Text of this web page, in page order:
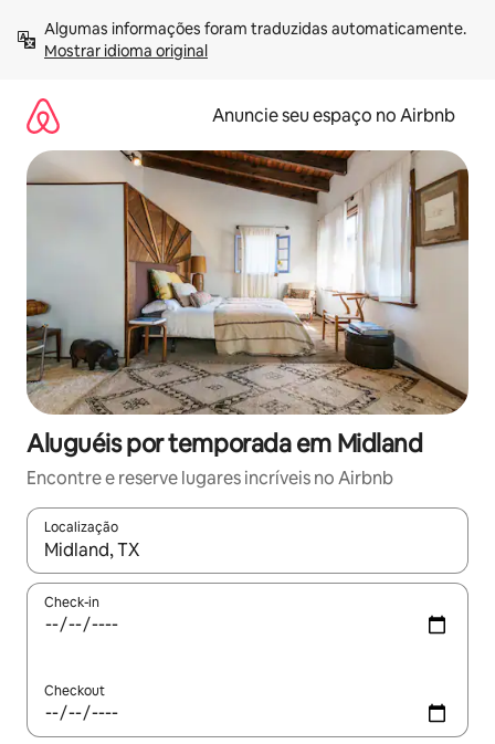
para
Mostrar idioma original
Anuncie seu espaço no Airbnb
Aluguéis por temporada em Midland
Encontre e reserve lugares incríveis no Airbnb
Localização
Quando os resultados estiverem disponíveis, explore-os
Check-in
Checkout